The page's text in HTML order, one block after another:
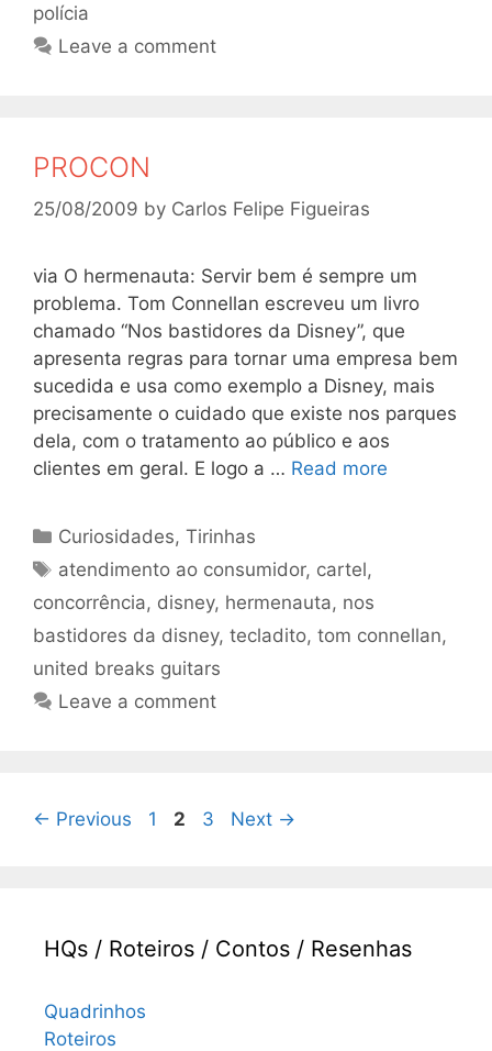
polícia
Leave a comment
PROCON
25/08/2009 by Carlos Felipe Figueiras
via O hermenauta: Servir bem é sempre um
problema. Tom Connellan escreveu um livro
chamado “Nos bastidores da Disney”, que
apresenta regras para tornar uma empresa bem
sucedida e usa como exemplo a Disney, mais
precisamente o cuidado que existe nos parques
dela, com o tratamento ao público e aos
clientes em geral. E logo a … Read more
Categories
Curiosidades,Tirinhas
Tags
atendimento ao consumidor, cartel,
concorrência, disney, hermenauta, nos
bastidores da disney, tecladito, tom connellan,
united breaks guitars
Leave a comment
← Previous Page
1 Page
2 Page
3 Next →
HQs / Roteiros / Contos / Resenhas
Quadrinhos
Roteiros